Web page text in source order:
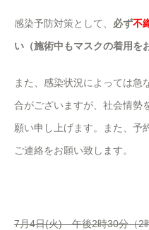
感染予防対策として、 必ず不
い（施術中もマスクの着用を
また、感染状況によっては急
合がございますが、社会情勢
願い申し上げます。また、予
ご連絡をお願い致します。
7月4日(火) 午後2時30分（2